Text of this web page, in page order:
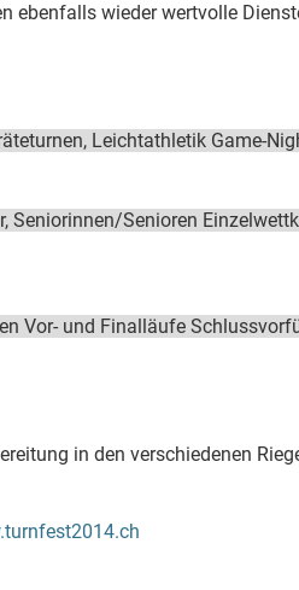
ebenfalls wieder wertvolle
Leichtathletik Game-
Seniorinnen/Senioren
Vor- und Finalläufe
in den verschiedenen